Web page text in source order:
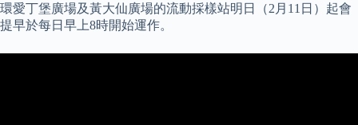
環愛丁堡廣場及黃大仙廣場的流動採樣站明日（2月11日）起會
提早於每日早上8時開始運作。